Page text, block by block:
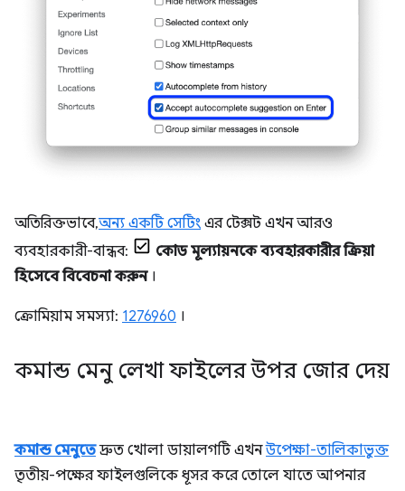
অতিরিক্তভাবে,অন্য একটি সেটিং এর টেক্সট এখন আরও
ব্যবহারকারী-বান্ধব:
কোড মূল্যায়নকে ব্যবহারকারীর ক্রিয়া
হিসেবে বিবেচনা করুন।
ক্রোমিয়াম সমস্যা: 1276960 ।
কমান্ড মেনু লেখা ফাইলের উপর জোর দেয়
কমান্ড মেনুতেদ্রুত খোলা ডায়ালগটি এখনউপেক্ষা-তালিকাভুক্ত
তৃতীয়-পক্ষের ফাইলগুলিকে ধূসর করে তোলে যাতে আপনার